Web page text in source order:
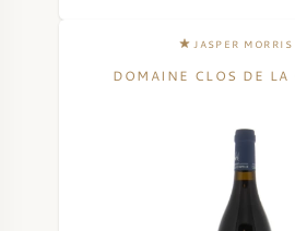
JASPER
DOMAINE CLOS DE LA